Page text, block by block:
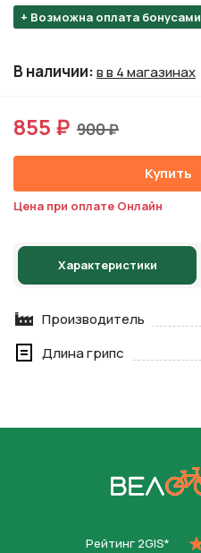
+ Возможна оплата бонусами
В наличии:в в 4 магазинах
855 ₽ 900 ₽
Купить
Цена при оплате Онлайн
Характеристики
Производитель
Длина грипс
Рейтинг 2GIS*